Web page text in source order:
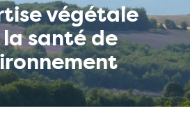
végétale
santé de